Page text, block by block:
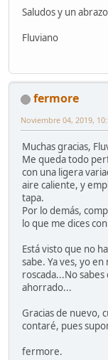
Saludos y un
Fluviano
fermore
Noviembre 04, 2019,
Muchas gracias,
Me queda todo
con una ligera
aire caliente, y
tapa.
Por lo demás,
lo que me dices
Está visto que no
sabe. Ya ves, yo
roscada...No
ahorrado...
Gracias de nuevo,
contaré, pues
fermore.